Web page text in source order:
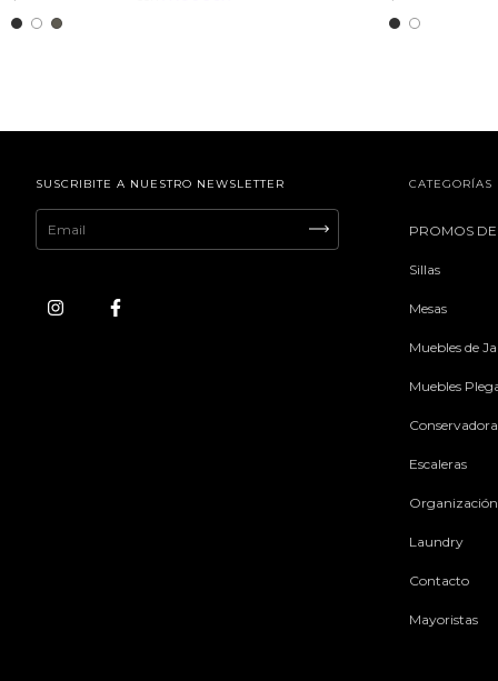
SUSCRIBITE A NUESTRO NEWSLETTER CATEGORÍAS
PROMOS
Sillas
Mesas
Muebles de
Muebles
Escaleras
Organización
Laundry
Contacto
Mayoristas